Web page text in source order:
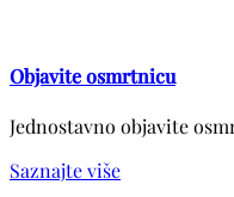
Objavite osmrtnicu
Jednostavno objavite
Saznajte više